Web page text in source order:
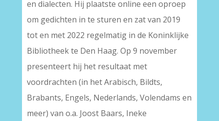
en dialecten. Hij plaatste online een oproep
om gedichten in te sturen en zat van 2019
tot en met 2022 regelmatig in de Koninklijke
Bibliotheek te Den Haag. Op 9 november
presenteert hij het resultaat met
voordrachten (in het Arabisch, Bildts,
Brabants, Engels, Nederlands, Volendams en
meer) van o.a. Joost Baars, Ineke